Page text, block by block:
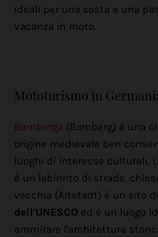
ideali per una sosta e una
vacanza in moto.
Mototurismo in
Bamberga (Bamberg) è una
origine medievale ben
luoghi di interesse culturali.
è un labirinto di strade,
vecchia (Altstadt) è un sito
dell'UNESCO ed è un luogo
ammirare l'architettura